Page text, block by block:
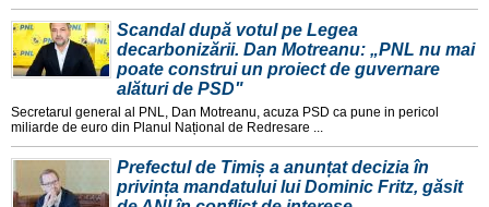
Scandal după votul pe Legea
decarbonizării. Dan Motreanu: „PNL nu mai
poate construi un proiect de guvernare
alături de PSD"
Secretarul general al PNL, Dan Motreanu, acuza PSD ca pune in pericol
miliarde de euro din Planul Național de Redresare ...
Prefectul de Timiș a anunțat decizia în
privința mandatului lui Dominic Fritz, găsit